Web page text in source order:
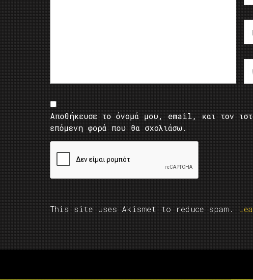
Αποθήκευσε το όνομά μου, email, και τον
επόμενη φορά που θα σχολιάσω.
This site uses Akismet to reduce spam.